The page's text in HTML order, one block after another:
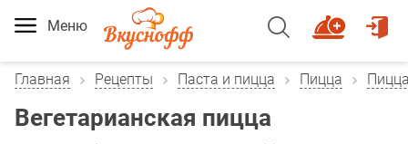
Меню
Главная Рецепты Паста и пицца Пицца
Вегетарианская пицца